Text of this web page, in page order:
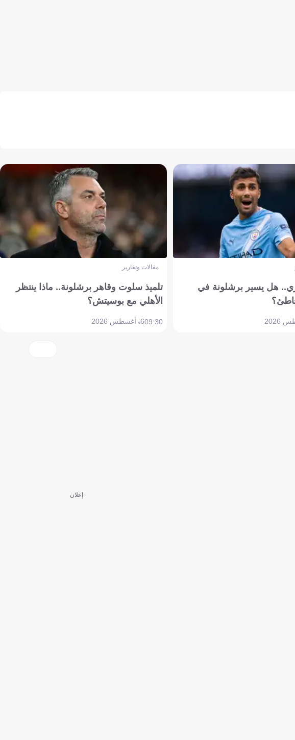
هل يسير برشلونة في
مقالات وتقارير
تلميذ سلوت وقاهر برشلونة.. ماذا ينتظر
الأهلي مع بوسيتش؟
09:306 أغسطس 2026
إعلان